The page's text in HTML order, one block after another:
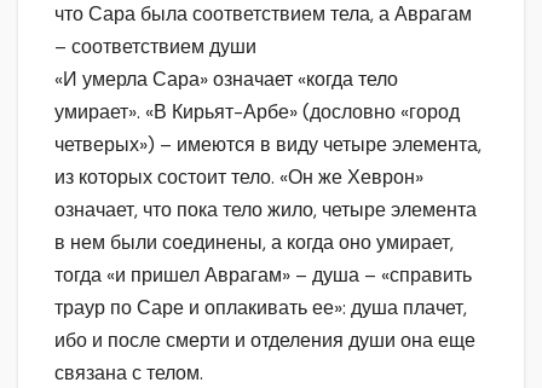
что Сара была соответствием тела, а Аврагам
– соответствием души
«И умерла Сара» означает «когда тело
умирает». «В Кирьят-Арбе» (дословно «город
четверых») – имеются в виду четыре элемента,
из которых состоит тело. «Он же Хеврон»
означает, что пока тело жило, четыре элемента
в нем были соединены, а когда оно умирает,
тогда «и пришел Аврагам» – душа – «справить
траур по Саре и оплакивать ее»: душа плачет,
ибо и после смерти и отделения души она еще
связана с телом.